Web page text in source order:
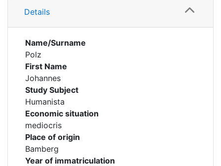
Details
Name/Surname
Polz
First Name
Johannes
Study Subject
Humanista
Economic situation
mediocris
Place of origin
Bamberg
Year of immatriculation